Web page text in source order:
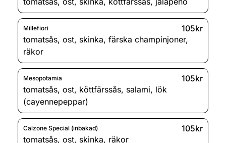
Millefiori
105kr
tomatsås, ost, skinka, färska champinjoner,
räkor
Mesopotamia
105kr
tomatsås, ost, köttfärssås, salami, lök
(cayennepeppar)
Calzone Special (inbakad)
105kr
tomatsås, ost, skinka, räkor